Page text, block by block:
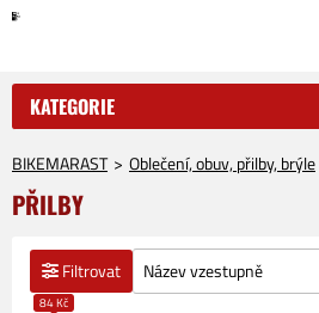
KATEGORIE
BIKEMARAST Oblečení, obuv, přilby, brýle
PŘILBY
Filtrovat
84 Kč